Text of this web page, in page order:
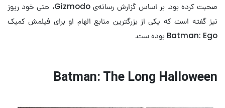
صحبت کرده بود. بر اساس گزارش رسانه‌ی Gizmodo، حتی خود ریوز
نیز گفته است که یکی از بزرگترین منابع الهام او برای فیلمش کمیک
Batman: Ego بوده ست.
Batman: The Long Halloween